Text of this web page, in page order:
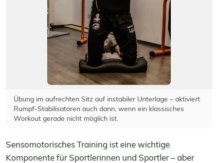
Übung im aufrechten Sitz auf instabiler Unterlage – aktiviert
Rumpf-Stabilisatoren auch dann, wenn ein klassisches
Workout gerade nicht möglich ist.
Sensomotorisches Training ist eine wichtige
Komponente für Sportlerinnen und Sportler – aber